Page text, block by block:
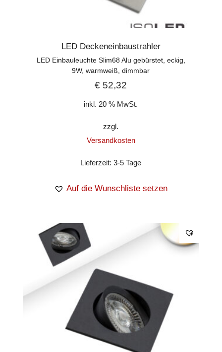
LED Deckeneinbaustrahler
LED Einbauleuchte Slim68 Alu gebürstet, eckig,
9W, warmweiß, dimmbar
€ 52,32
inkl. 20 % MwSt.
zzgl.
Versandkosten
Lieferzeit:3-5 Tage
Auf die Wunschliste setzen